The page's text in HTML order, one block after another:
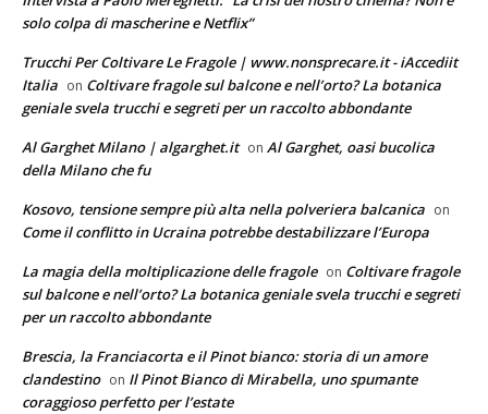
solo colpa di mascherine e Netflix”
Trucchi Per Coltivare Le Fragole | www.nonsprecare.it - iAccediit
Italia on Coltivare fragole sul balcone e nell’orto? La botanica
geniale svela trucchi e segreti per un raccolto abbondante
Al Garghet Milano | algarghet.it on Al Garghet, oasi bucolica
della Milano che fu
Kosovo, tensione sempre più alta nella polveriera balcanica on
Come il conflitto in Ucraina potrebbe destabilizzare l’Europa
La magia della moltiplicazione delle fragole on Coltivare fragole
sul balcone e nell’orto? La botanica geniale svela trucchi e segreti
per un raccolto abbondante
Brescia, la Franciacorta e il Pinot bianco: storia di un amore
clandestino on Il Pinot Bianco di Mirabella, uno spumante
coraggioso perfetto per l’estate